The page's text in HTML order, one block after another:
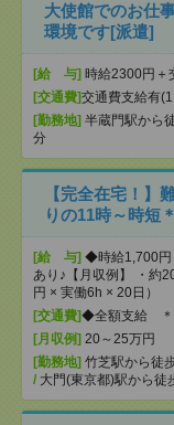
大使館でのお仕
環境です[派遣]
[給 与] 時給2300円＋
[交通費]交通費支給有
[勤務地] 半蔵門駅から
分
【完全在宅！】
りの11時～時短
[給 与] ◆時給1,700円
あり♪【月収例】 ・約
円 × 実働6h × 20日）
[交通費]◆全額支給 ＊
[月収例] 20～25万円
[勤務地] 竹芝駅から徒
/ 大門(東京都)駅から徒